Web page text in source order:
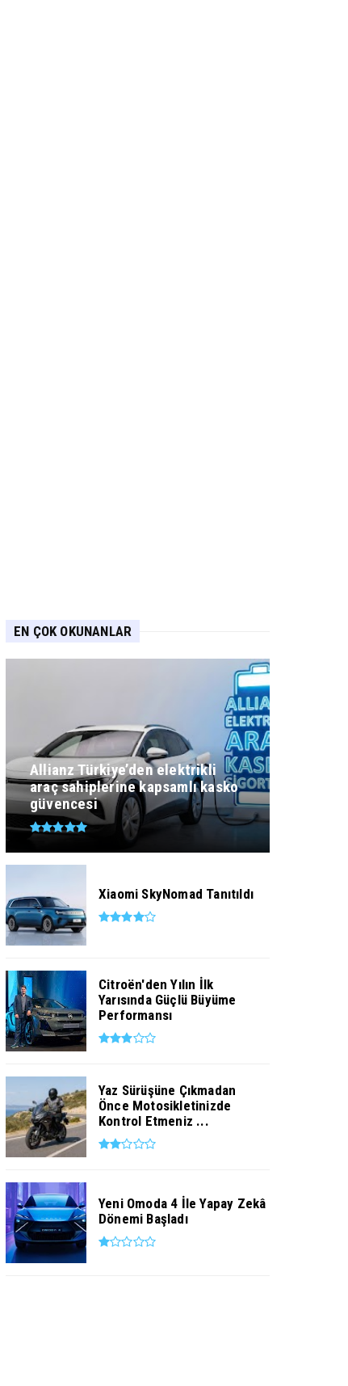
EN ÇOK OKUNANLAR
Allianz Türkiye’den elektrikli
araç sahiplerine kapsamlı kasko
güvencesi
Xiaomi SkyNomad Tanıtıldı
Citroën'den Yılın İlk
Yarısında Güçlü Büyüme
Performansı
Yaz Sürüşüne Çıkmadan
Önce Motosikletinizde
Kontrol Etmeniz ...
Yeni Omoda 4 İle Yapay Zekâ
Dönemi Başladı